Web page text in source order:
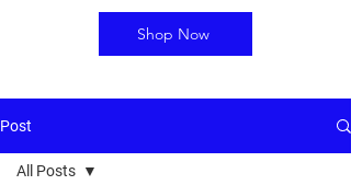
Shop Now
Post
All Posts